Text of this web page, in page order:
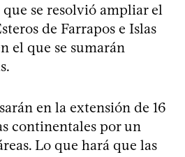
se resolvió ampliar el
de Farrapos e Islas
el que se sumarán
en la extensión de 16
continentales por un
Lo que hará que las